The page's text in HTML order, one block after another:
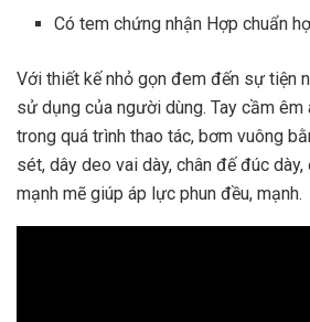
Có tem chứng nhận Hợp chuẩn
Với thiết kế nhỏ gọn đem đến sự tiện
sử dụng của người dùng. Tay cầm
trong quá trình thao tác, bơm vuông
sét, dây deo vai dày, chân đế đúc
mạnh mẽ giúp áp lực phun đều, mạnh.